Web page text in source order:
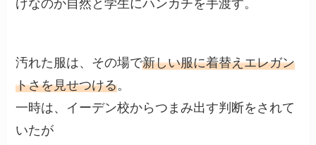
げなのか自然と学生にハンカチを手渡す。
汚れた服は、その場で新しい服に着替えエレガン
トさを見せつける。
一時は、イーデン校からつまみ出す判断をされて
いたが